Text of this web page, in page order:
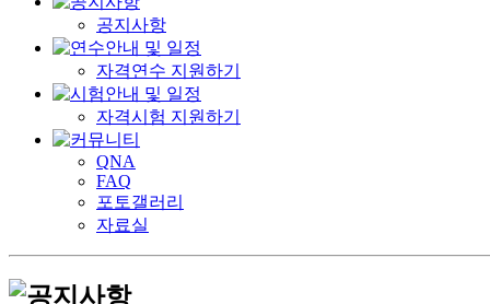
공지사항
자격연수 지원하기
자격시험 지원하기
QNA
FAQ
포토갤러리
자료실